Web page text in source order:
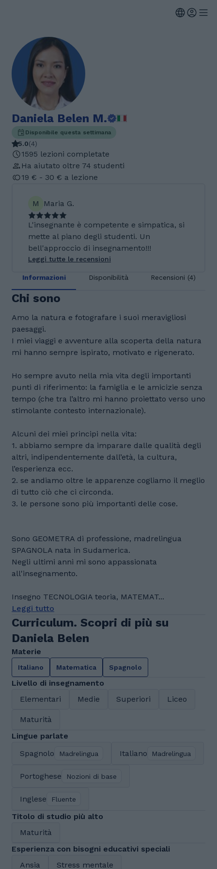
Daniela Belen M.
Disponibile questa settimana
5.0(4)
1595 lezioni completate
Ha aiutato oltre 74 studenti
19 € - 30 € a lezione
M Maria G.
L'insegnante è competente e simpatica, si
mette al piano degli studenti. Un
bell'approccio di insegnamento!!!
Leggi tutte le recensioni
Informazioni Disponibilità Recensioni (4)
Chi sono
Amo la natura e fotografare i suoi meravigliosi
paesaggi.
I miei viaggi e avventure alla scoperta della natura
mi hanno sempre ispirato, motivato e rigenerato.
Ho sempre avuto nella mia vita degli importanti
punti di riferimento: la famiglia e le amicizie senza
tempo (che tra l’altro mi hanno proiettato verso uno
stimolante contesto internazionale).
Alcuni dei miei principi nella vita:
1. abbiamo sempre da imparare dalle qualità degli
altri, indipendentemente dall’età, la cultura,
l’esperienza ecc.
2. se andiamo oltre le apparenze cogliamo il meglio
di tutto ciò che ci circonda.
3. le persone sono più importanti delle cose.
Sono GEOMETRA di professione, madrelingua
SPAGNOLA nata in Sudamerica.
Negli ultimi anni mi sono appassionata
all'insegnamento.
Insegno TECNOLOGIA teoria, MATEMAT...
Leggi tutto
Curriculum. Scopri di più su
Daniela Belen
Materie
Italiano Matematica Spagnolo
Livello di insegnamento
Elementari
Medie Superiori Liceo
Maturità
Lingue parlate
Spagnolo
Madrelingua Italiano Madrelingua
Portoghese Nozioni di base
Inglese Fluente
Titolo di studio più alto
Maturità
Esperienza con bisogni educativi speciali
Ansia
Stress mentale